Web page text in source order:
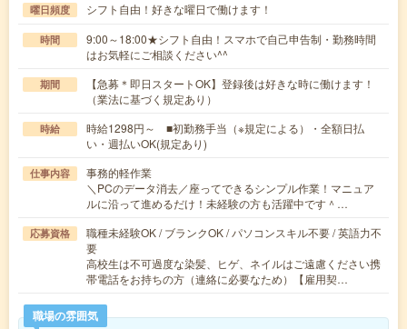
曜日頻度 シフト自由！好きな曜日で働けます！
時間
9:00～18:00★シフト自由！スマホで自己申告制・勤務時間
はお気軽にご相談ください^^
期間
【急募＊即日スタートOK】登録後は好きな時に働けます！
（業法に基づく規定あり）
時給
時給1298円～ ■初勤務手当（※規定による）・全額日払
い・週払いOK(規定あり)
仕事内容
事務的軽作業
＼PCのデータ消去／座ってできるシンプル作業！マニュア
ルに沿って進めるだけ！未経験の方も活躍中です＾…
応募資格
職種未経験OK / ブランクOK / パソコンスキル不要 / 英語力不
要
高校生は不可過度な染髪、ヒゲ、ネイルはご遠慮ください携
帯電話をお持ちの方（連絡に必要なため）【雇用契…
職場の雰囲気